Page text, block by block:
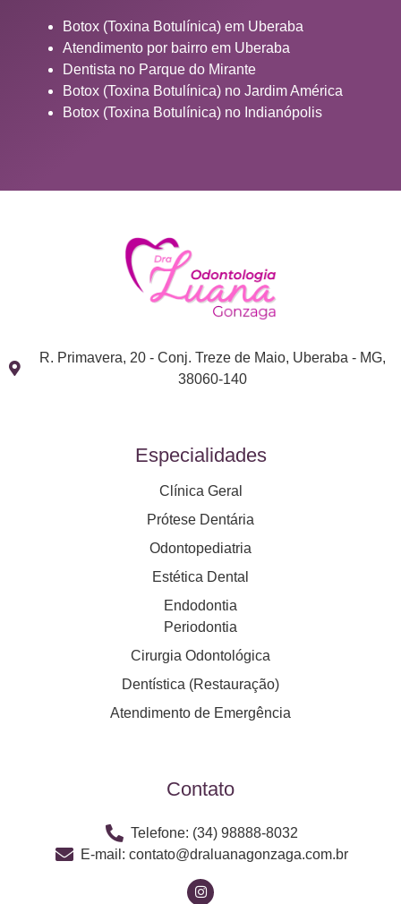
Botox (Toxina Botulínica) em Uberaba
Atendimento por bairro em Uberaba
Dentista no Parque do Mirante
Botox (Toxina Botulínica) no Jardim América
Botox (Toxina Botulínica) no Indianópolis
R. Primavera, 20 - Conj. Treze de Maio, Uberaba - MG,
38060-140
Especialidades
Clínica Geral
Prótese Dentária
Odontopediatria
Estética Dental
Endodontia
Periodontia
Cirurgia Odontológica
Dentística (Restauração)
Atendimento de Emergência
Contato
Telefone: (34) 98888-8032
E-mail: contato@draluanagonzaga.com.br